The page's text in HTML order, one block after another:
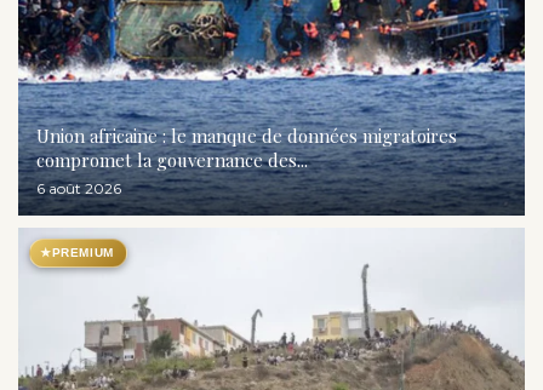
Union africaine : le manque de données migratoires
compromet la gouvernance des...
6 août 2026
★PREMIUM